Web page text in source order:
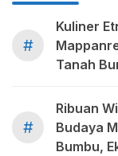
#
Kuliner
Tanah
#
Ribuan
Budaya
Bumbu,